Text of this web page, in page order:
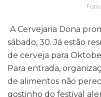
A Cervejaria Dona
sábado, 30. Já estão
de cerveja para
Para entrada,
de alimentos não
gostinho do festival